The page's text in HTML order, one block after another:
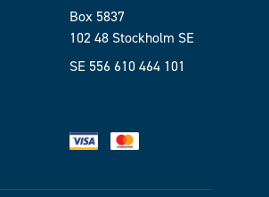
Box 5837
102 48 Stockholm SE
SE 556 610 464 101